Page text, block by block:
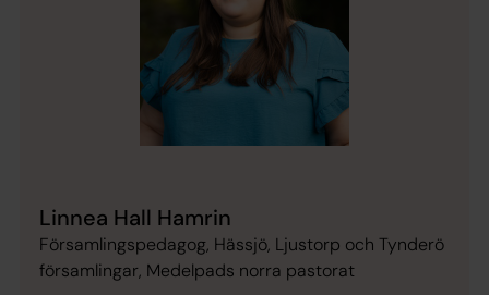
Linnea Hall Hamrin
Församlingspedagog, Hässjö, Ljustorp och Tynderö
församlingar, Medelpads norra pastorat